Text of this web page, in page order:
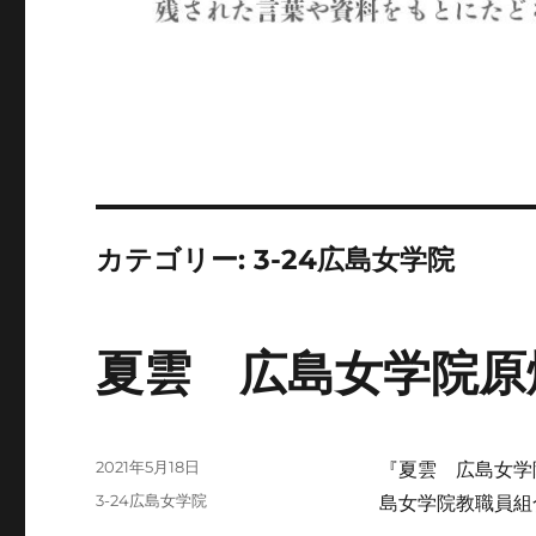
カテゴリー:3-24広島女学院
夏雲 広島女学院原
『夏雲 広島女
島女学院教職員
投
2021年5月18日
カ
3-24広島女学院